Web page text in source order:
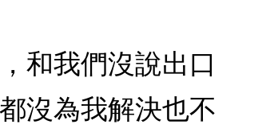
和我們沒說出口
沒為我解決也不